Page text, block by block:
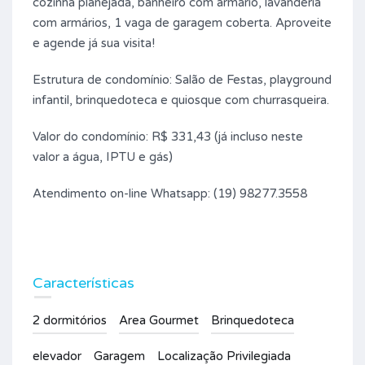
com armários, 1 vaga de garagem coberta. Aproveite
e agende já sua visita!
Estrutura de condomínio: Salão de Festas, playground
infantil, brinquedoteca e quiosque com churrasqueira.
Valor do condomínio: R$ 331,43 (já incluso neste
valor a água, IPTU e gás)
Atendimento on-line Whatsapp: (19) 98277.3558
Características
2 dormitórios Area Gourmet Brinquedoteca
elevador Garagem Localização Privilegiada